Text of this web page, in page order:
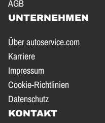
AGB
UNTERNEHMEN
Über autoservice.com
Karriere
Impressum
Cookie-Richtlinien
Datenschutz
KONTAKT